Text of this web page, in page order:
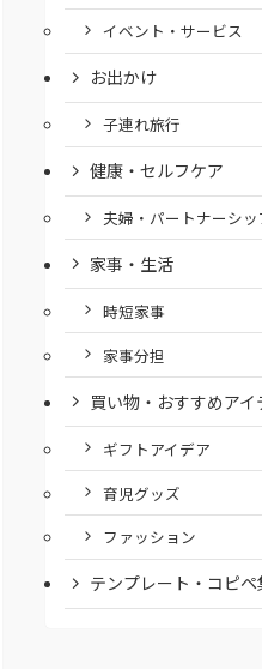
イベント・サービス
お出かけ
子連れ旅行
健康・セルフケア
夫婦・パートナーシッ
家事・生活
時短家事
家事分担
買い物・おすすめアイ
ギフトアイデア
育児グッズ
ファッション
テンプレート・コピペ